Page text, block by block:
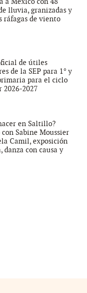
lluvia, granizadas y
ráfagas de viento
de útiles
de la SEP para 1° y
para el ciclo
2026-2027
en Saltillo?
Sabine Moussier
Camil, exposición
danza con causa y